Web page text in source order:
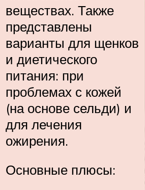
веществах. Также
представлены
варианты для щенков
и диетического
питания: при
проблемах с кожей
(на основе сельди) и
для лечения
ожирения.
Основные плюсы: